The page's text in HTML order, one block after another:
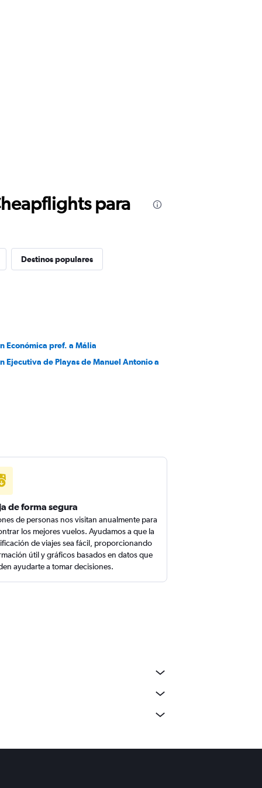
para
Destinos populares
Económica pref. a Mália
Ejecutiva de Playas de Manuel Antonio a
de forma segura
de personas nos visitan anualmente para
los mejores vuelos. Ayudamos a que la
de viajes sea fácil, proporcionando
útil y gráficos basados en datos que
ayudarte a tomar decisiones.